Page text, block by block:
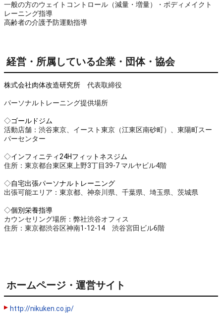
一般の方のウェイトコントロール（減量・増量）・ボディメイクト
レーニング指導
高齢者の介護予防運動指導
経営・所属している企業・団体・協会
株式会社肉体改造研究所 代表取締役
パーソナルトレーニング提供場所
◇ゴールドジム
活動店舗：渋谷東京、イースト東京（江東区南砂町）、東陽町スー
パーセンター
◇インフィニティ24Hフィットネスジム
住所：東京都台東区東上野3丁目39-7 マルヤビル4階
◇自宅出張パーソナルトレーニング
出張可能エリア：東京都、神奈川県、千葉県、埼玉県、茨城県
◇個別栄養指導
カウンセリング場所：弊社渋谷オフィス
住所：東京都渋谷区神南1-12-14 渋谷宮田ビル6階
ホームページ・運営サイト
http://nikuken.co.jp/